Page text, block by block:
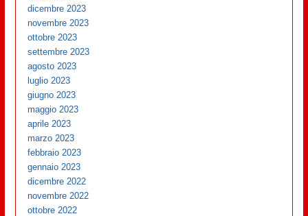
dicembre 2023
novembre 2023
ottobre 2023
settembre 2023
agosto 2023
luglio 2023
giugno 2023
maggio 2023
aprile 2023
marzo 2023
febbraio 2023
gennaio 2023
dicembre 2022
novembre 2022
ottobre 2022